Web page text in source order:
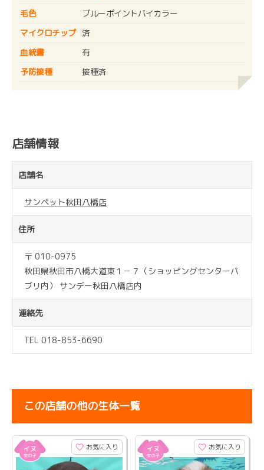
毛色
ブルーポイントバイカラー
マイクロチップ 済
血統書
有
予防接種
接種済
店舗情報
店舗名
サンペット秋田八橋店
住所
〒 010-0975
秋田県秋田市八橋大道東１－７（ショッピングセンターパ
ブリ内） サンデー秋田八橋店内
連絡先
TEL 018-853-6690
この店舗の他の生体一覧
お気に入り お気に入り